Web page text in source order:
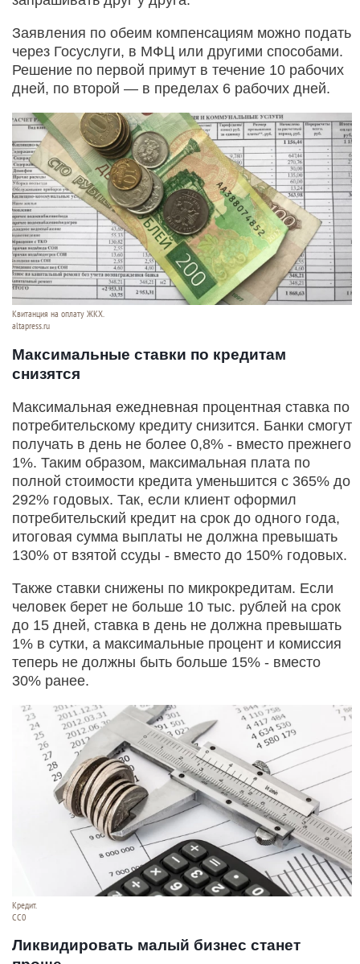
Заявления по обеим компенсациям можно подать
через Госуслуги, в МФЦ или другими способами.
Решение по первой примут в течение 10 рабочих
дней, по второй — в пределах 6 рабочих дней.
Квитанция на оплату ЖКХ.
altapress.ru
Максимальные ставки по кредитам
снизятся
Максимальная ежедневная процентная ставка по
потребительскому кредиту снизится. Банки смогут
получать в день не более 0,8% - вместо прежнего
1%. Таким образом, максимальная плата по
полной стоимости кредита уменьшится с 365% до
292% годовых. Так, если клиент оформил
потребительский кредит на срок до одного года,
итоговая сумма выплаты не должна превышать
130% от взятой ссуды - вместо до 150% годовых.
Также ставки снижены по микрокредитам. Если
человек берет не больше 10 тыс. рублей на срок
до 15 дней, ставка в день не должна превышать
1% в сутки, а максимальные процент и комиссия
теперь не должны быть больше 15% - вместо
30% ранее.
Кредит.
СС0
Ликвидировать малый бизнес станет